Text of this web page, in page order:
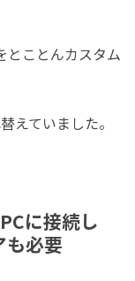
とことんカスタム
えていました。
に接続し
も必要